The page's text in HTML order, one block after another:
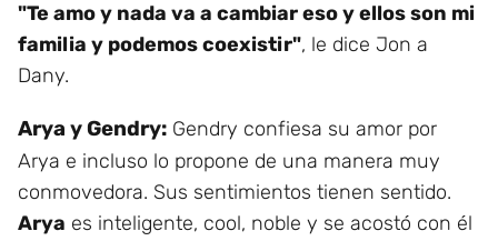
"Te amo y nada va a cambiar eso y ellos son mi
familia y podemos coexistir", le dice Jon a
Dany.
Arya y Gendry: Gendry confiesa su amor por
Arya e incluso lo propone de una manera muy
conmovedora. Sus sentimientos tienen sentido.
Arya es inteligente, cool, noble y se acostó con él